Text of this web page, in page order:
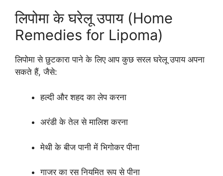
लिपोमा के घरेलू उपाय (Home
Remedies for Lipoma)
लिपोमा से छुटकारा पाने के लिए आप कुछ सरल घरेलू उपाय अपना
सकते हैं, जैसे:
हल्दी और शहद का लेप करना
अरंडी के तेल से मालिश करना
मेथी के बीज पानी में भिगोकर पीना
गाजर का रस नियमित रूप से पीना